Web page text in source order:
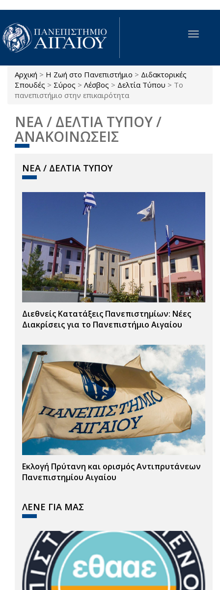
Παράκαμψη προς το κυρίως περιεχόμενο
Toggle
Είστε εδώ
Αρχική > Η Ζωή στο Πανεπιστήμιο > Διδακτορικές
Σπουδές > Σύρος > Λέσβος > Δελτία Τύπου > Το
πανεπιστήμιο στην επικαιρότητα
ΝΕΑ / ΔΕΛΤΙΑ ΤΥΠΟΥ /
ΑΝΑΚΟΙΝΩΣΕΙΣ
ΝΕΑ / ΔΕΛΤΙΑ ΤΥΠΟΥ
Διεθνείς Κατατάξεις Πανεπιστημίων: Νέες
Διακρίσεις για το Πανεπιστήμιο Αιγαίου
Εκλογή Πρύτανη και ορισμός Αντιπρυτάνεων
Πανεπιστημίου Αιγαίου
ΛΕΝΕ ΓΙΑ ΜΑΣ